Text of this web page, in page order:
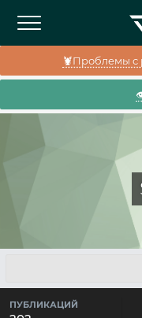
🦞Проблемы с
ПУБЛИКАЦИЙ